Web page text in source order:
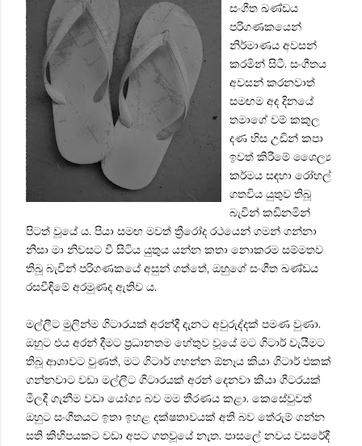
සංගීත ඛණ්ඩය
පරිගණකයෙන්
නිර්මාණය අවසන්
කරමින් සිටී. සංගීතය
අවසන් කරනවාත්
සමඟම අද දිනයේ
තමාගේ වම් කකුල
දණ හිස උඩින් කපා
ඉවත් කිරීමේ ශෛල්‍ය
කර්මය සඳහා රෝහල්
ගතවිය යුතුව තිබූ
බැවින් කඩිනමින්
පිටත් වූයේ ය. පියා සමඟ මවත් ත්‍රීරෝද රථයෙන් ගමන් ගන්නා
නිසා මා නිවසට වී සිටිය යුතුය යන්න කතා නොකරම සම්මතව
තිබූ බැවින් පරිගණකයේ අසුන් ගත්තේ, ඔහුගේ සංගීත ඛණ්ඩය
රසවීඳිමේ අරමුණද ඇතිව ය.
මල්ලීට මුලින්ම ගිටාරයක් අරන්දී දැනට අවුරුද්දක් පමණ වුණා.
ඔහුට එය අරන් දීමට ප්‍රධානතම හේතුව වූයේ මට ගිටාර් වැයීමට
තිබූ ආශාවට වුණත්, මට ගිටාර් ගහන්න ඕනෑය කියා ගිටාර් එකක්
ගන්නවාට වඩා මල්ලීට ගිටාරයක් අරන් දෙනවා කියා ගීටරයක්
මිලදී ගැනීම වඩා යෝග්‍ය බව මම තීරණය කළා. කෙසේවුවත්
ඔහුට සංගීතයට ඉතා ඉහළ දක්ෂතාවයක් අති බව තේරුම් ගන්න
සති කිහිපයකට වඩා අපට ගතවූයේ නැත. පාසලේ නවය වසරේදී